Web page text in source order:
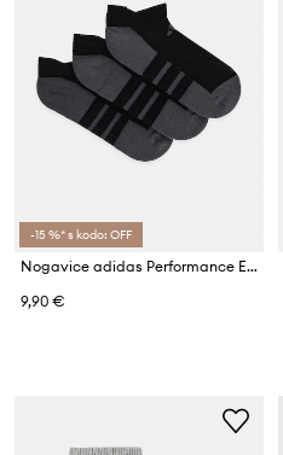
-15 %* s kodo: OFF
Nogavice adidas Performance Essentials 3-pack
9,90 €